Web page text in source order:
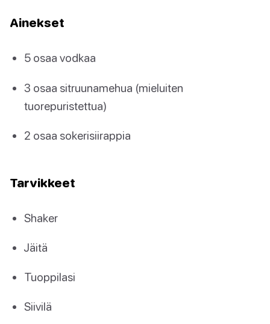
Ainekset
5 osaa vodkaa
3 osaa sitruunamehua (mieluiten
tuorepuristettua)
2 osaa sokerisiirappia
Tarvikkeet
Shaker
Jäitä
Tuoppilasi
Siivilä